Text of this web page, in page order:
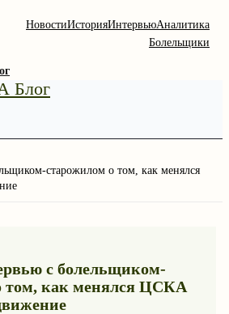
НовостиИсторияИнтервьюАналитика
Болельщики
Блог
старожилом о том, как менялся
с болельщиком-
том, как менялся ЦСКА